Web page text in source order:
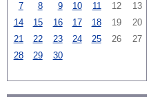
7
8 9 10 11 12
13
14
15 16 17 18 19
20
21
22 23 24 25 26
27
28
29 30